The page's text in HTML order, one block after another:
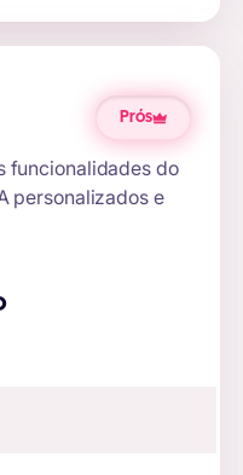
Prós
funcionalidades do
personalizados e